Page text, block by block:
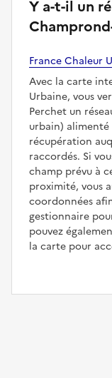
Y a-t-il un réseau de chaleur à
France Chaleur
Avec la carte
Urbaine, vous
Perchet un
urbain) alimenté
récupération
raccordés. Si
champ prévu à
proximité, vous
coordonnées
gestionnaire
pouvez
la carte pour